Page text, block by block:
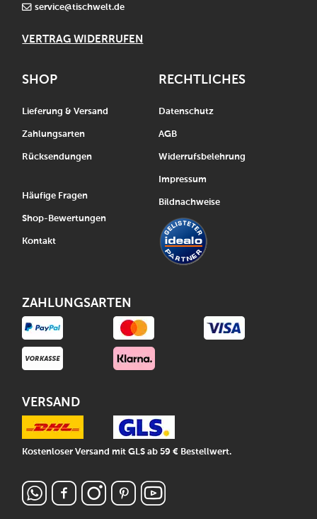
service@tischwelt.de
VERTRAG WIDERRUFEN
SHOP
Lieferung & Versand
Zahlungsarten
Rücksendungen
Häufige Fragen
Shop-Bewertungen
Kontakt
RECHTLICHES
Datenschutz
AGB
Widerrufsbelehrung
Impressum
Bildnachweise
ZAHLUNGSARTEN
VERSAND
Kostenloser Versand mit GLS ab 59 € Bestellwert.